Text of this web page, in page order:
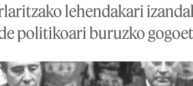
lehendakari
politikoari buruzko